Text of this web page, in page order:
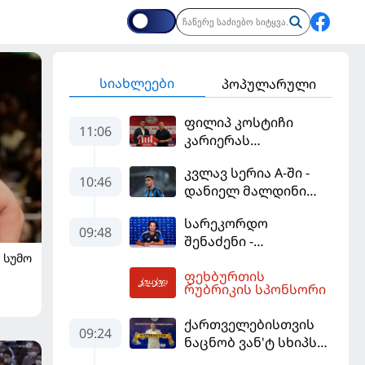
ᲡᲣᲛᲝ
სიახლეები პოპულარული
11:06
ფილიპ კოსტიჩი
კარიერას
განაგრძობს
10:46
კვლავ სერია A-ში -
დანიელ მალდინი
ღირსებას დაიცავს
09:48
სარეკორდო
შენაძენი -
ლიგის მორიგ გუნდში
გადავიდა
ფეხბურთის
რუბრიკის სპონსორი
09:24
ქართველებისთვის
ნაცნობ ვან'ტ სხიპს